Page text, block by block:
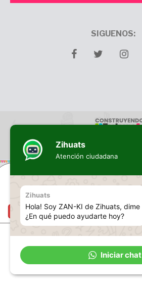
SIGUENOS:
facebooktwitter
Zihuats
Atención ciudadana
Zihuats
Hola! Soy ZAN-KI de Zihuats, dime
¿En qué puedo ayudarte hoy?
Iniciar chat